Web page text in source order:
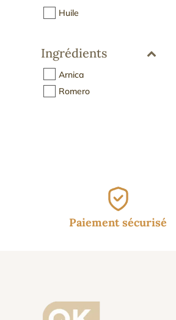
Huile
Ingrédients
Arnica
Romero
Paiement sécurisé